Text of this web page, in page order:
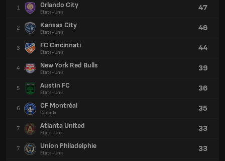
1 Orlando City
Etats-Unis 47
2 Kansas City
Etats-Unis 46
3 FC Cincinnati
Etats-Unis 44
4 New York Red Bulls
Etats-Unis 39
5 Austin FC
Etats-Unis 36
6 CF Montréal
Canada 35
7 Atlanta United
Etats-Unis 33
7 Union Philadelphie
Etats-Unis 33